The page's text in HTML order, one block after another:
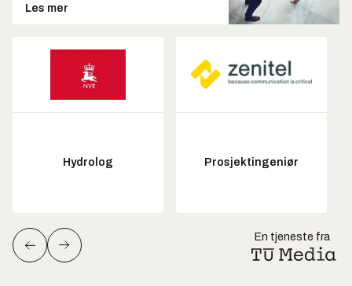
Les mer
Hydrolog Prosjektingeniør
En tjeneste fra